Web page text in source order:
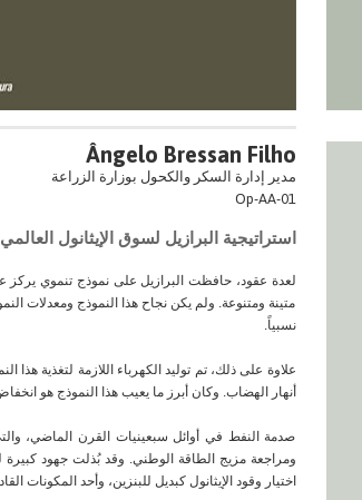
Ângelo Bressan Filho
مدير إدارة السكر والكحول بوزارة الزراعة
Op-AA-01
استراتيجية البرازيل لسوق الإيثانول
لعدة عقود، حافظت البرازيل على نموذج تنموي يركز
متينة ومتنوعة. ولم يكن نجاح هذا النموذج ومعدلات
نسبياً.
علاوة على ذلك، تم توليد الكهرباء اللازمة لتغذية
أنهار الهضاب. وكان أبرز ما يعيب هذا النموذج هو انخفاض قدرة إنتاج
صدمة النفط في أوائل سبعينيات القرن الماضي،
ومراجعة مزيج الطاقة الوطني. وقد بُذلت جهود
اختيار وقود الإيثانول كبديل للبنزين، وأحد المكونات القادرة على